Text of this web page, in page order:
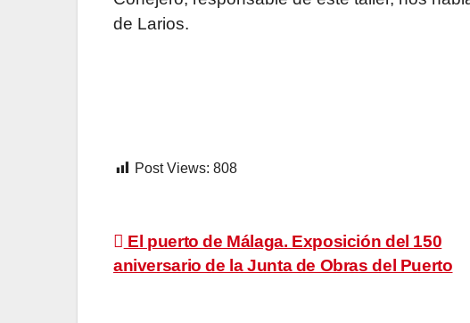
de Larios.
Post Views: 808
Navegación
de
El puerto de Málaga. Exposición del 150
aniversario de la Junta de Obras del Puerto